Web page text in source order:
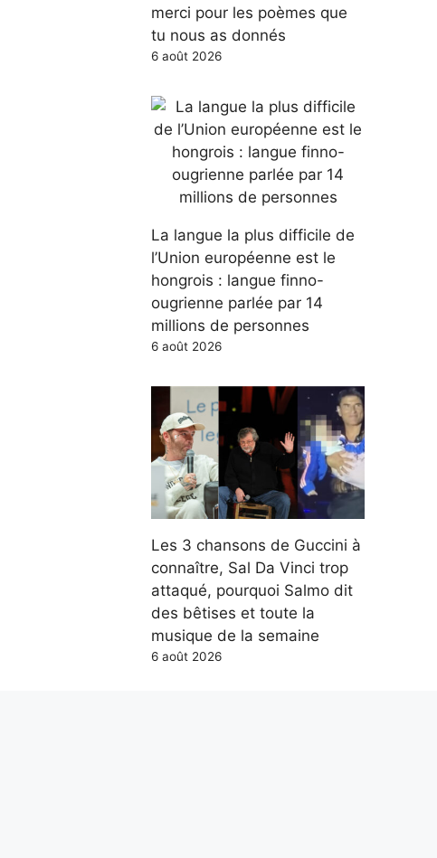
merci pour les poèmes que
tu nous as donnés
6 août 2026
La langue la plus difficile de
l’Union européenne est le
hongrois : langue finno-
ougrienne parlée par 14
millions de personnes
6 août 2026
Les 3 chansons de Guccini à
connaître, Sal Da Vinci trop
attaqué, pourquoi Salmo dit
des bêtises et toute la
musique de la semaine
6 août 2026